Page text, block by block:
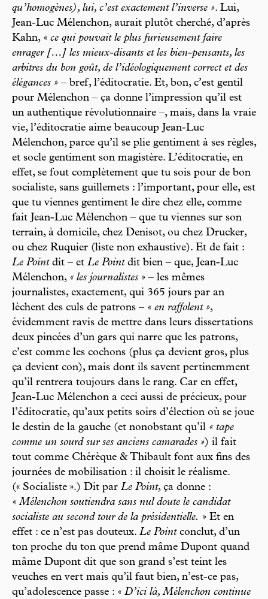
qu’homogènes), lui, c’est exactement l’inverse ». Lui,
Jean-Luc Mélenchon, aurait plutôt cherché, d’après
Kahn, « ce qui pouvait le plus furieusement faire
enrager […] les mieux-disants et les bien-pensants, les
arbitres du bon goût, de l’idéologiquement correct et des
élégances » – bref, l’éditocratie. Et, bon, c’est gentil
pour Mélenchon – ça donne l’impression qu’il est
un authentique révolutionnaire –, mais, dans la vraie
vie, l’éditocratie aime beaucoup Jean-Luc
Mélenchon, parce qu’il se plie gentiment à ses règles,
et socle gentiment son magistère. L’éditocratie, en
effet, se fout complètement que tu sois pour de bon
socialiste, sans guillemets : l’important, pour elle, est
que tu viennes gentiment le dire chez elle, comme
fait Jean-Luc Mélenchon – que tu viennes sur son
terrain, à domicile, chez Denisot, ou chez Drucker,
ou chez Ruquier (liste non exhaustive). Et de fait :
Le Pointdit – et Le Pointdit bien – que, Jean-Luc
Mélenchon, « les journalistes » – les mêmes
journalistes, exactement, qui 365 jours par an
lèchent des culs de patrons – « en raffolent »,
évidemment ravis de mettre dans leurs dissertations
deux pincées d’un gars qui narre que les patrons,
c’est comme les cochons (plus ça devient gros, plus
ça devient con), mais dont ils savent pertinemment
qu’il rentrera toujours dans le rang. Car en effet,
Jean-Luc Mélenchon a ceci aussi de précieux, pour
l’éditocratie, qu’aux petits soirs d’élection où se joue
le destin de la gauche (et nonobstant qu’il « tape
comme un sourd sur ses anciens camarades ») il fait
tout comme Chérèque & Thibault font aux fins des
journées de mobilisation : il choisit le réalisme.
(« Socialiste ».) Dit par Le Point, ça donne :
« Mélenchon soutiendra sans nul doute le candidat
socialiste au second tour de la présidentielle. » Et en
effet : ce n’est pas douteux. Le Pointconclut, d’un
ton proche du ton que prend mâme Dupont quand
mâme Dupont dit que son grand s’est teint les
veuches en vert mais qu’il faut bien, n’est-ce pas,
qu’adolescence passe : « D’ici là, Mélenchon continue